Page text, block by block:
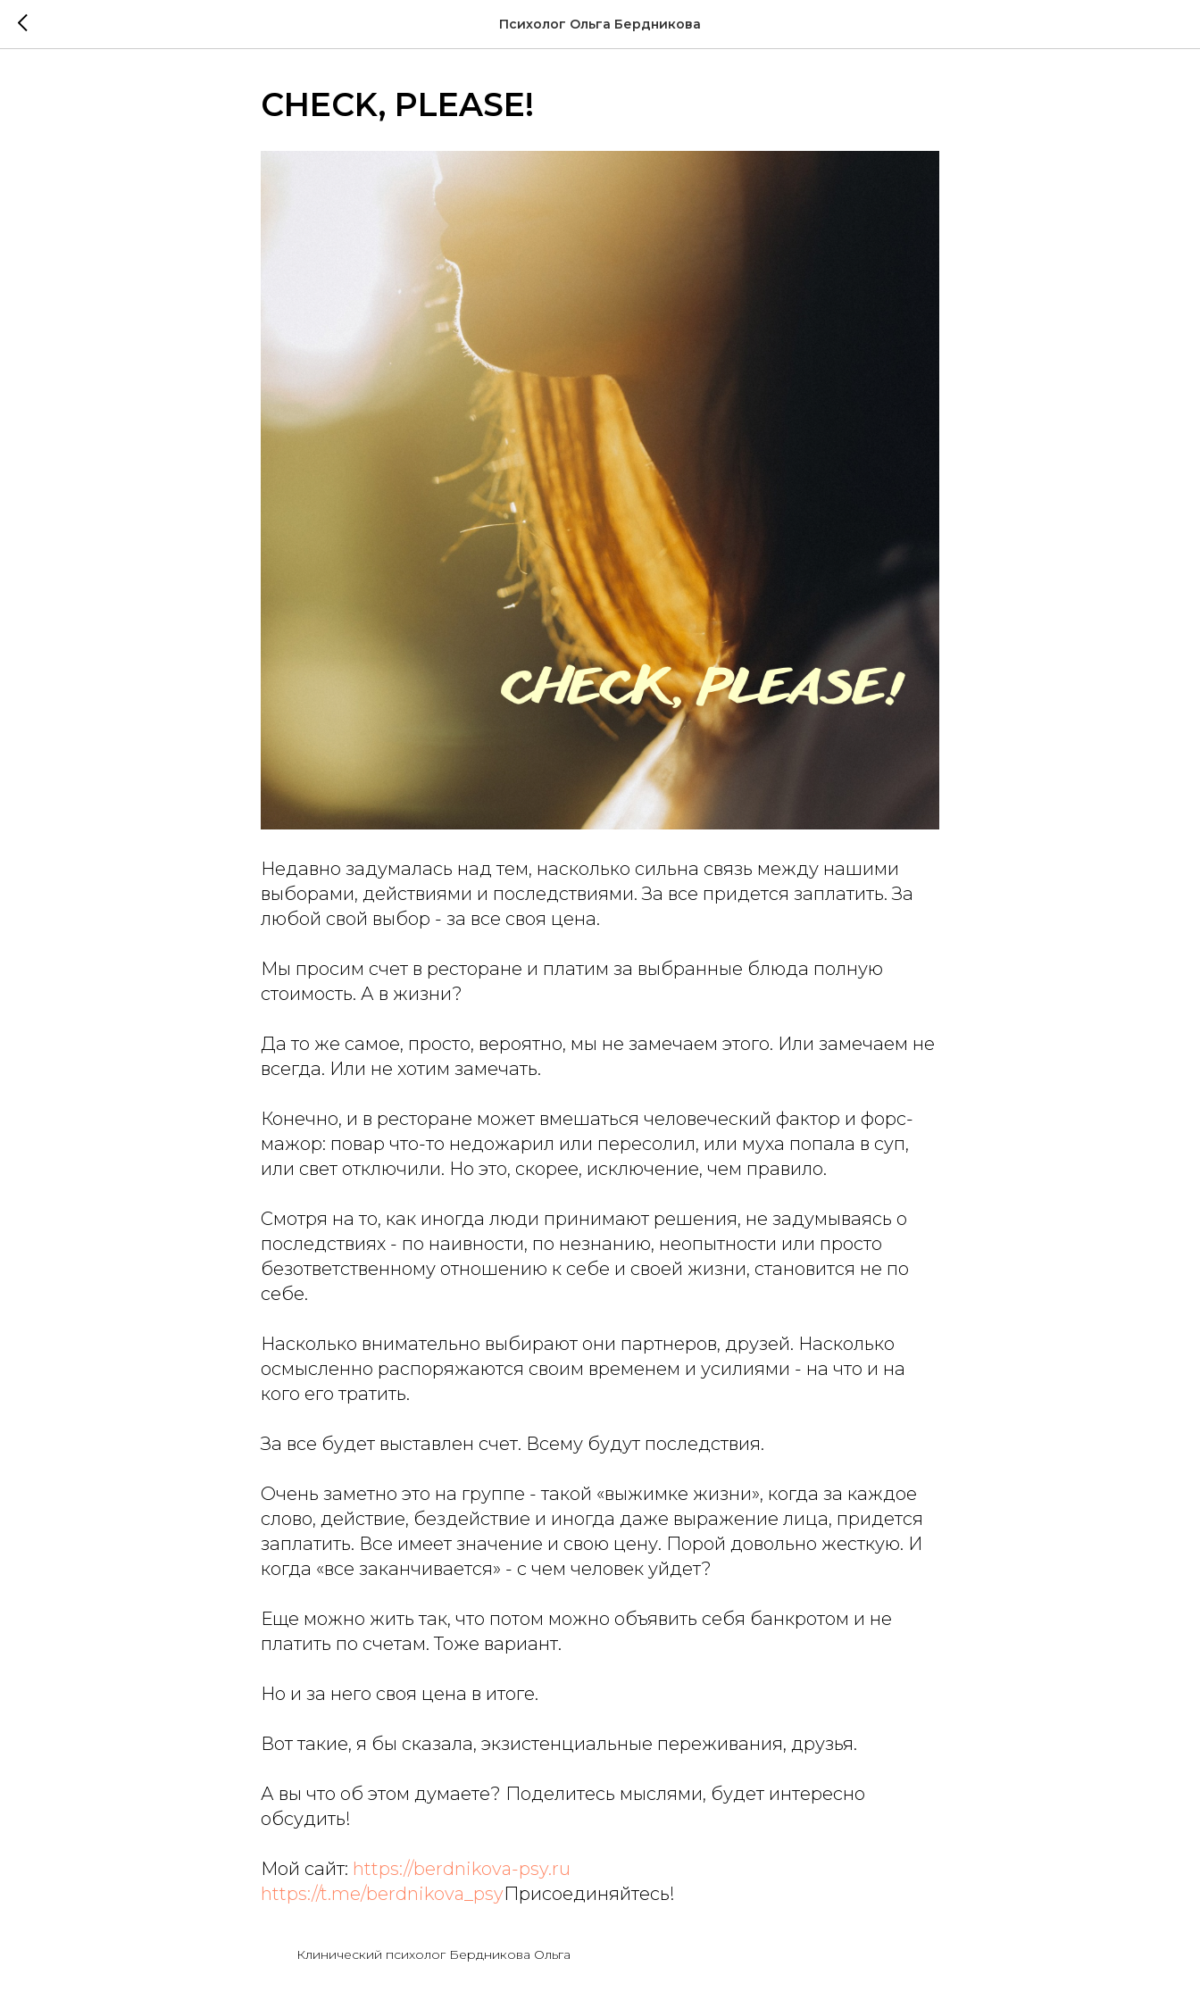
Психолог Ольга Бердникова
CHECK, PLEASE!
Недавно задумалась над тем, насколько сильна связь между нашими
выборами, действиями и последствиями. За все придется заплатить. За
любой свой выбор - за все своя цена.
Мы просим счет в ресторане и платим за выбранные блюда полную
стоимость. А в жизни?
Да то же самое, просто, вероятно, мы не замечаем этого. Или замечаем не
всегда. Или не хотим замечать.
Конечно, и в ресторане может вмешаться человеческий фактор и форс-
мажор: повар что-то недожарил или пересолил, или муха попала в суп,
или свет отключили. Но это, скорее, исключение, чем правило.
Смотря на то, как иногда люди принимают решения, не задумываясь о
последствиях - по наивности, по незнанию, неопытности или просто
безответственному отношению к себе и своей жизни, становится не по
себе.
Насколько внимательно выбирают они партнеров, друзей. Насколько
осмысленно распоряжаются своим временем и усилиями - на что и на
кого его тратить.
За все будет выставлен счет. Всему будут последствия.
Очень заметно это на группе - такой «выжимке жизни», когда за каждое
слово, действие, бездействие и иногда даже выражение лица, придется
заплатить. Все имеет значение и свою цену. Порой довольно жесткую. И
когда «все заканчивается» - с чем человек уйдет?
Еще можно жить так, что потом можно объявить себя банкротом и не
платить по счетам. Тоже вариант.
Но и за него своя цена в итоге.
Вот такие, я бы сказала, экзистенциальные переживания, друзья.
А вы что об этом думаете? Поделитесь мыслями, будет интересно
обсудить!
Мой сайт: https://berdnikova-psy.ru
https://t.me/berdnikova_psyПрисоединяйтесь!
Клинический психолог Бердникова Ольга